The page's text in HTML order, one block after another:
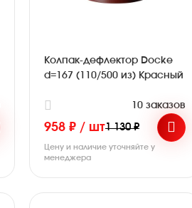
Колпак-дефлектор Docke
d=167 (110/500 из) Красный
10 заказов
958 ₽ / шт1 130 ₽
Цену и наличие уточняйте у
менеджера